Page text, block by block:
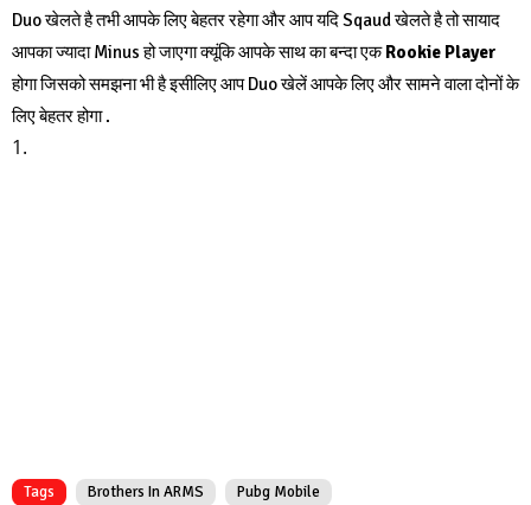
Duo खेलते है तभी आपके लिए बेहतर रहेगा और आप यदि Sqaud खेलते है तो सायाद
आपका ज्यादा Minus हो जाएगा क्यूंकि आपके साथ का बन्दा एकRookie Player
होगा जिसको समझना भी है इसीलिए आप Duo खेलें आपके लिए और सामने वाला दोनों के
लिए बेहतर होगा .
Tags Brothers In ARMS Pubg Mobile